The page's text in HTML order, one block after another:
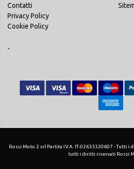
Contatti
Privacy Policy
Cookie Policy
-
Rossi Moto 2 srl Partita I.V.A. IT-02633320607 -
tutti i diritti riservati Rossi